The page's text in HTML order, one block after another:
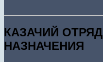
КАЗАЧИЙ
НАЗНАЧЕНИЯ